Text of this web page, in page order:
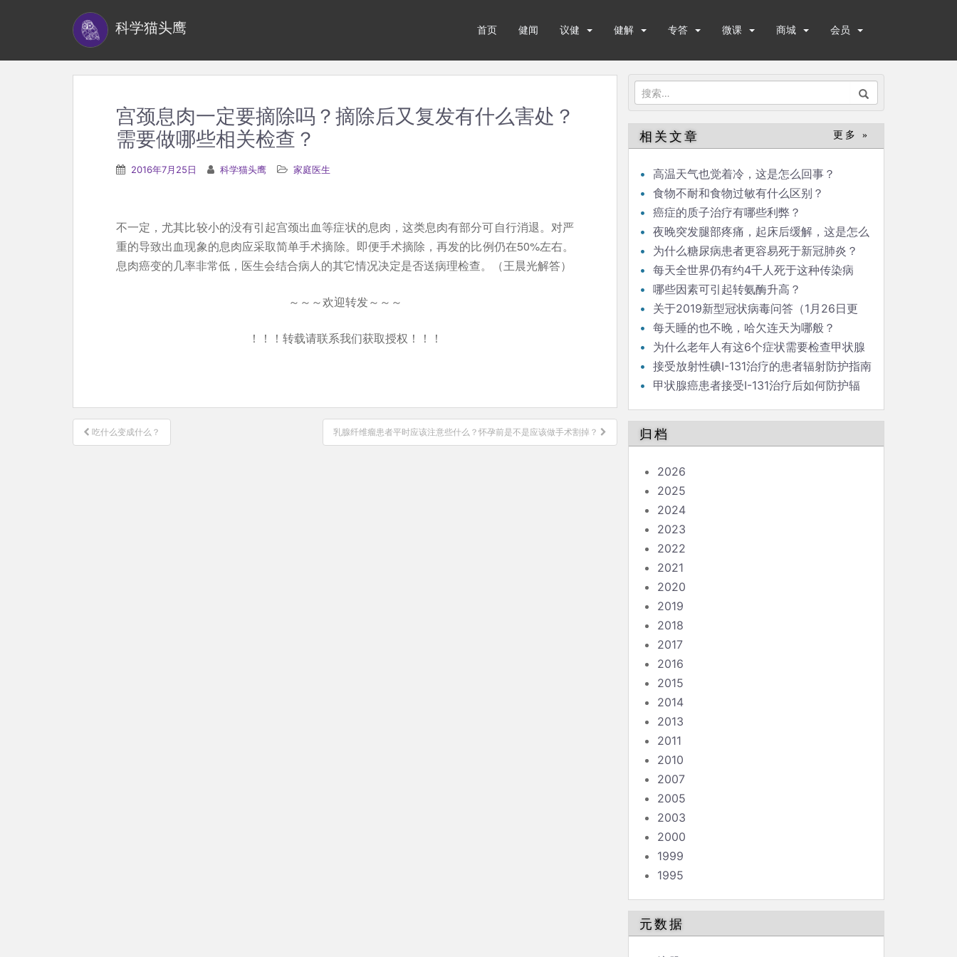
科学猫头鹰 首页 健闻 议健 健解 专答 微课 商城 会员
搜
索：
宫颈息肉一定要摘除吗？摘除后又复发有什么害处？
需要做哪些相关检查？
2016年7月25日 科学猫头鹰 家庭医生
不一定，尤其比较小的没有引起宫颈出血等症状的息肉，这类息肉有部分可自行消退。对严
重的导致出血现象的息肉应采取简单手术摘除。即便手术摘除，再发的比例仍在50%左右。
息肉癌变的几率非常低，医生会结合病人的其它情况决定是否送病理检查。（王晨光解答）
～～～欢迎转发～～～
！！！转载请联系我们获取授权！！！
文
章
吃什么变成什么？ 乳腺纤维瘤患者平时应该注意些什么？怀孕前是不是应该做手术割掉？
相关文章 更多 »
高温天气也觉着冷，这是怎么回事？
食物不耐和食物过敏有什么区别？
癌症的质子治疗有哪些利弊？
夜晚突发腿部疼痛，起床后缓解，这是怎么
回事？
为什么糖尿病患者更容易死于新冠肺炎？
每天全世界仍有约4千人死于这种传染病
哪些因素可引起转氨酶升高？
关于2019新型冠状病毒问答（1月26日更
新）每天睡的也不晚，哈欠连天为哪般？
为什么老年人有这6个症状需要检查甲状腺
功能?接受放射性碘I-131治疗的患者辐射防护指南
（问答版）
甲状腺癌患者接受I-131治疗后如何防护辐
归档
2026
2025
2024
2023
2022
2021
2020
2019
2018
2017
2016
2015
2014
2013
2011
2010
2007
2005
2003
2000
1999
1995
元数据